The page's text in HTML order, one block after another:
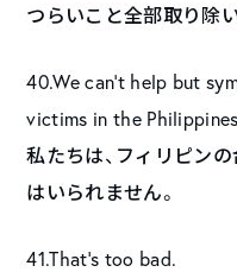
つらいこと全部取り除
40.We can’t help but
victims in the
私たちは、フィリピン
はいられません。
41.That’s too bad.